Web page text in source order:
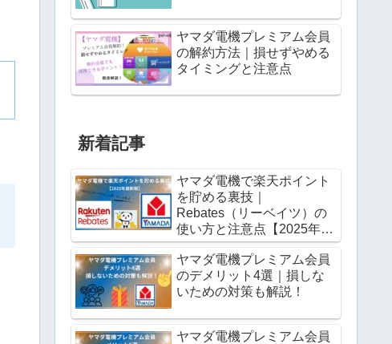
ヤマダ電機プレミアム会員
の解約方法｜損せずやめる
タイミングと注意点
新着記事
ヤマダ電機で楽天ポイント
を貯める裏技｜
Rebates（リーベイツ）の
使い方と注意点【2025年最
新版】
ヤマダ電機プレミアム会員
のデメリット4選｜損しな
いための対策も解説！
ヤマダ電機プレミアム会員